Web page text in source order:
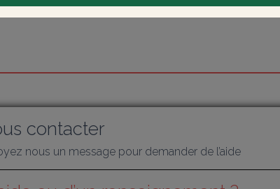
contacter
nous un message pour demander de l’aide